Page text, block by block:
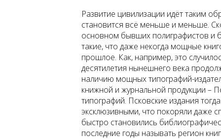
Развитие цивилизации идёт таким
становится всё меньше и меньше.
основном бывших полиграфистов и
такие, что даже некогда мощные
прошлое. Как, например, это
десятилетия нынешнего века
наличию мощных типографий-
книжной и журнальной продукции –
типографий. Псковские издания
эксклюзивными, что покоряли даже
быстро становились
последние годы называть регион